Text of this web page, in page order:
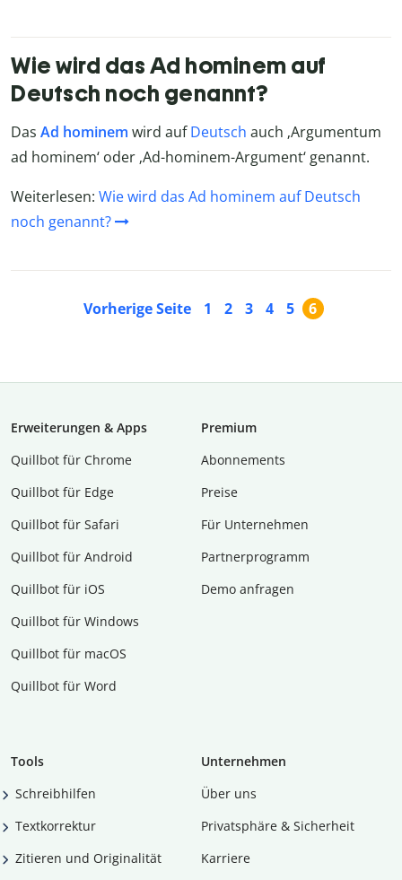
Wie wird das Ad hominem auf
Deutsch noch genannt?
Das Ad hominem wird aufDeutsch auch ‚Argumentum
ad hominem‘ oder ‚Ad-hominem-Argument‘ genannt.
Weiterlesen: Wie wird das Ad hominem auf Deutsch
noch genannt?
Vorherige Seite 1 2 3 4 5 6
Erweiterungen & Apps
Quillbot für Chrome
Quillbot für Edge
Quillbot für Safari
Quillbot für Android
Quillbot für iOS
Quillbot für Windows
Quillbot für macOS
Quillbot für Word
Premium
Abon­ne­ments
Preise
Für Unternehmen
Partnerprogramm
Demo anfragen
Tools
Schreibhilfen
Textkorrektur
Zitieren und Originalität
Unternehmen
Über uns
Privatsphäre & Sicherheit
Karriere